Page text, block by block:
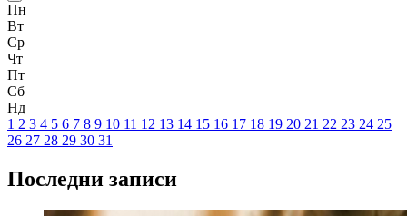
Пн
Вт
Ср
Чт
Пт
Сб
Нд
1 2 3 4 5 6 7 8 9 10 11 12 13 14 15 16 17 18 19 20 21 22 23 24 25
26 27 28 29 30 31
Последни записи